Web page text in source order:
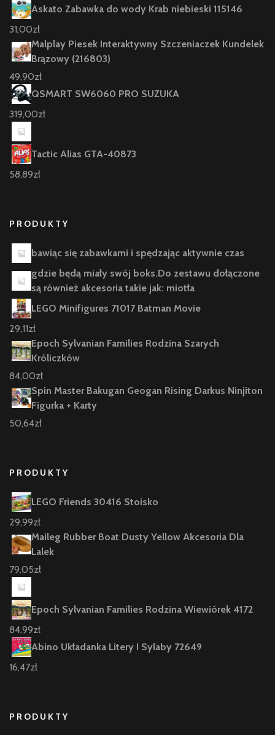
Askato Zabawka do wody Krab niebieski 115146
31,00zł
Malplay Piesek Interaktywny Szczeniaczek Kundelek
Brązowy (216803)
49,90zł
QSMART SW6060 PRO SUZUKA
319,00zł
Tactic Alias GTA-40873
58,89zł
PRODUKTY
bawiąc się zabawkami i spędzając aktywnie czas
gdzie będą miały swój boks.Do zestawu dołączone
są również akcesoria takie jak: miotła
LEGO Minifigures 71017 Batman Movie
29,11zł
Epoch Sylvanian Families Rodzina Szarych
Króliczków
84,00zł
Spin Master Bakugan Geogan Rising Darkus Ninjiton
Figurka + Karty
50,64zł
PRODUKTY
LEGO Friends 30416 Stoisko
29,99zł
Maileg Rubber Boat Dusty Yellow Akcesoria Dla
Lalek
79,05zł
Epoch Sylvanian Families Rodzina Wiewiórek 4172
84,99zł
Abino Układanka Litery I Sylaby 72649
16,47zł
PRODUKTY